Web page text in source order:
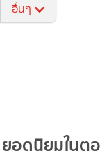
อื่นๆ
ยอดนิยมในต